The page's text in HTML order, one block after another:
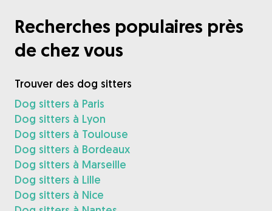
Recherches populaires près
de chez vous
Trouver des dog sitters
Dog sitters à Paris
Dog sitters à Lyon
Dog sitters à Toulouse
Dog sitters à Bordeaux
Dog sitters à Marseille
Dog sitters à Lille
Dog sitters à Nice